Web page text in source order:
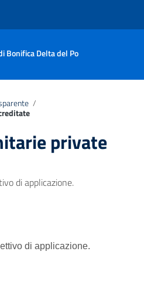
Bonifica Delta del Po
/
private
di applicazione.
di applicazione.